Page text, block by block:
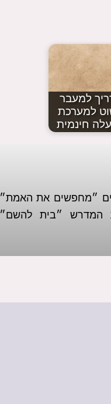
למעבר
למערכת
חינמית
״מחפשים את האמת״
המדרש ״בית להשם״